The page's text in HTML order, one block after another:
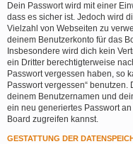
Dein Passwort wird mit einer
dass es sicher ist. Jedoch wird
Vielzahl von Webseiten zu
deinem Benutzerkonto für das
Insbesondere wird dich kein
ein Dritter berechtigterweise
Passwort vergessen haben, so
Passwort vergessen“
deinem Benutzernamen und
ein neu generiertes Passwort
Board zugreifen kannst.
GESTATTUNG DER